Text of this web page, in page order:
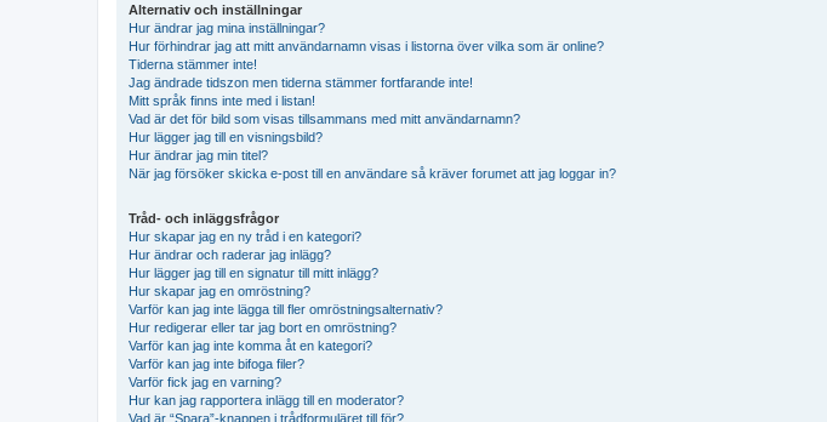
Alternativ och inställningar
Hur ändrar jag mina inställningar?
Hur förhindrar jag att mitt användarnamn visas i listorna över vilka som är online?
Tiderna stämmer inte!
Jag ändrade tidszon men tiderna stämmer fortfarande inte!
Mitt språk finns inte med i listan!
Vad är det för bild som visas tillsammans med mitt användarnamn?
Hur lägger jag till en visningsbild?
Hur ändrar jag min titel?
När jag försöker skicka e-post till en användare så kräver forumet att jag loggar in?
Tråd- och inläggsfrågor
Hur skapar jag en ny tråd i en kategori?
Hur ändrar och raderar jag inlägg?
Hur lägger jag till en signatur till mitt inlägg?
Hur skapar jag en omröstning?
Varför kan jag inte lägga till fler omröstningsalternativ?
Hur redigerar eller tar jag bort en omröstning?
Varför kan jag inte komma åt en kategori?
Varför kan jag inte bifoga filer?
Varför fick jag en varning?
Hur kan jag rapportera inlägg till en moderator?
Vad är “Spara”-knappen i trådformuläret till för?